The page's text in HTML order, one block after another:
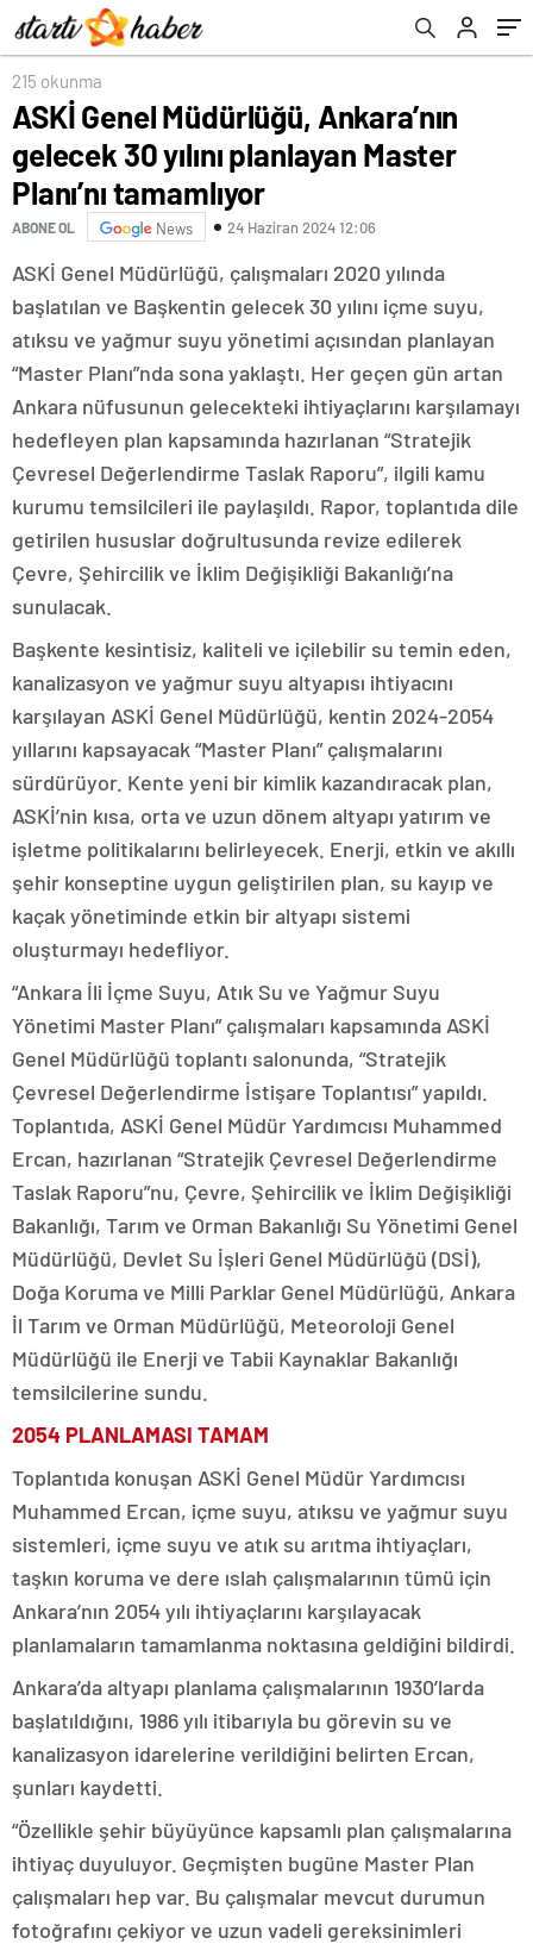
215 okunma
ASKİ Genel Müdürlüğü, Ankara’nın
gelecek 30 yılını planlayan Master
Planı’nı tamamlıyor
ABONE OL News 24 Haziran 2024 12:06
ASKİ Genel Müdürlüğü, çalışmaları 2020 yılında
başlatılan ve Başkentin gelecek 30 yılını içme suyu,
atıksu ve yağmur suyu yönetimi açısından planlayan
“Master Planı”nda sona yaklaştı. Her geçen gün artan
Ankara nüfusunun gelecekteki ihtiyaçlarını karşılamayı
hedefleyen plan kapsamında hazırlanan “Stratejik
Çevresel Değerlendirme Taslak Raporu”, ilgili kamu
kurumu temsilcileri ile paylaşıldı. Rapor, toplantıda dile
getirilen hususlar doğrultusunda revize edilerek
Çevre, Şehircilik ve İklim Değişikliği Bakanlığı’na
sunulacak.
Başkente kesintisiz, kaliteli ve içilebilir su temin eden,
kanalizasyon ve yağmur suyu altyapısı ihtiyacını
karşılayan ASKİ Genel Müdürlüğü, kentin 2024-2054
yıllarını kapsayacak “Master Planı” çalışmalarını
sürdürüyor. Kente yeni bir kimlik kazandıracak plan,
ASKİ’nin kısa, orta ve uzun dönem altyapı yatırım ve
işletme politikalarını belirleyecek. Enerji, etkin ve akıllı
şehir konseptine uygun geliştirilen plan, su kayıp ve
kaçak yönetiminde etkin bir altyapı sistemi
oluşturmayı hedefliyor.
“Ankara İli İçme Suyu, Atık Su ve Yağmur Suyu
Yönetimi Master Planı” çalışmaları kapsamında ASKİ
Genel Müdürlüğü toplantı salonunda, “Stratejik
Çevresel Değerlendirme İstişare Toplantısı” yapıldı.
Toplantıda, ASKİ Genel Müdür Yardımcısı Muhammed
Ercan, hazırlanan “Stratejik Çevresel Değerlendirme
Taslak Raporu”nu, Çevre, Şehircilik ve İklim Değişikliği
Bakanlığı, Tarım ve Orman Bakanlığı Su Yönetimi Genel
Müdürlüğü, Devlet Su İşleri Genel Müdürlüğü (DSİ),
Doğa Koruma ve Milli Parklar Genel Müdürlüğü, Ankara
İl Tarım ve Orman Müdürlüğü, Meteoroloji Genel
Müdürlüğü ile Enerji ve Tabii Kaynaklar Bakanlığı
temsilcilerine sundu.
2054 PLANLAMASI TAMAM
Toplantıda konuşan ASKİ Genel Müdür Yardımcısı
Muhammed Ercan, içme suyu, atıksu ve yağmur suyu
sistemleri, içme suyu ve atık su arıtma ihtiyaçları,
taşkın koruma ve dere ıslah çalışmalarının tümü için
Ankara’nın 2054 yılı ihtiyaçlarını karşılayacak
planlamaların tamamlanma noktasına geldiğini bildirdi.
Ankara’da altyapı planlama çalışmalarının 1930’larda
başlatıldığını, 1986 yılı itibarıyla bu görevin su ve
kanalizasyon idarelerine verildiğini belirten Ercan,
şunları kaydetti.
“Özellikle şehir büyüyünce kapsamlı plan çalışmalarına
ihtiyaç duyuluyor. Geçmişten bugüne Master Plan
çalışmaları hep var. Bu çalışmalar mevcut durumun
fotoğrafını çekiyor ve uzun vadeli gereksinimleri